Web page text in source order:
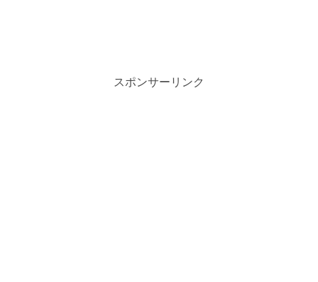
スポンサーリンク